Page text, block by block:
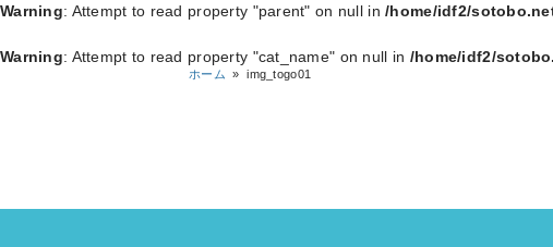
Warning: Attempt to read property "parent" on null in/home/idf2/
Warning: Attempt to read property "cat_name" on null in /home/idf2/
ホーム »img_togo01